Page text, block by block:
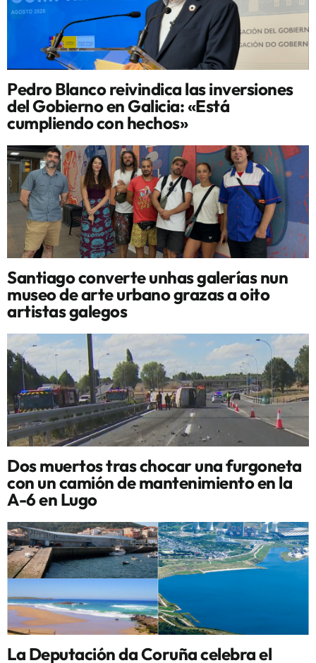
Pedro Blanco reivindica las inversiones
del Gobierno en Galicia: «Está
cumpliendo con hechos»
Santiago converte unhas galerías nun
museo de arte urbano grazas a oito
artistas galegos
Dos muertos tras chocar una furgoneta
con un camión de mantenimiento en la
A-6 en Lugo
La Deputación da Coruña celebra el